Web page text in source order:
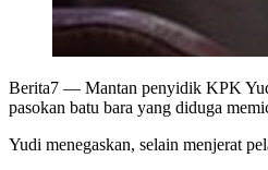
Berita7 — Mantan penyidik KPK
pasokan batu bara yang diduga
Yudi menegaskan, selain menjerat